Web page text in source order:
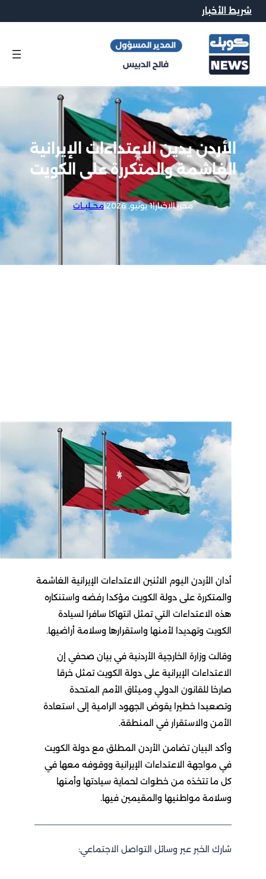
شريط الأخبار
الأردن يدين الاعتداءات الإيرانية
الغاشمة والمتكررة على الكويت
محرر الاخبار|1 يونيو, 2026 |محــليــات
أدان الأردن اليوم الاثنين الاعتداءات الإيرانية الغاشمة
والمتكررة على دولة الكويت مؤكدا رفضه واستنكاره
هذه الاعتداءات التي تمثل انتهاكا سافرا لسيادة
الكويت وتهديدا لأمنها واستقرارها وسلامة أراضيها.
وقالت وزارة الخارجية الأردنية في بيان صحفي إن
الاعتداءات الإيرانية على دولة الكويت تمثل خرقا
صارخا للقانون الدولي وميثاق الأمم المتحدة
وتصعيدا خطيرا يقوض الجهود الرامية إلى استعادة
الأمن والاستقرار في المنطقة.
وأكد البيان تضامن الأردن المطلق مع دولة الكويت
في مواجهة الاعتداءات الإيرانية ووقوفه معها في
كل ما تتخذه من خطوات لحماية سيادتها وأمنها
وسلامة مواطنيها والمقيمين فيها.
شارك الخبر عبر وسائل التواصل الاجتماعي: